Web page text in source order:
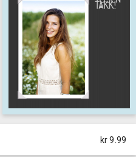
kr 9.99